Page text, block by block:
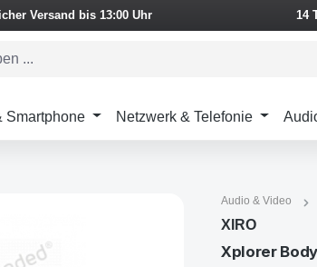
Versand bis 13:00 Uhr 14
Smartphone Netzwerk & Telefonie
Audio & Video
XIRO
Xplorer